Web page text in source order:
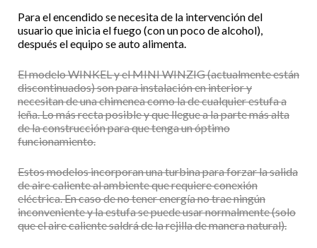
Para el encendido se necesita de la intervención del
usuario que inicia el fuego (con un poco de alcohol),
después el equipo se auto alimenta.
El modelo WINKEL y el MINI WINZIG (actualmente están
discontinuados) son para instalación en interior y
necesitan de una chimenea como la de cualquier estufa a
leña. Lo más recta posible y que llegue a la parte más alta
de la construcción para que tenga un óptimo
funcionamiento.
Estos modelos incorporan una turbina para forzar la salida
de aire caliente al ambiente que requiere conexión
eléctrica. En caso de no tener energía no trae ningún
inconveniente y la estufa se puede usar normalmente (solo
que el aire caliente saldrá de la rejilla de manera natural).